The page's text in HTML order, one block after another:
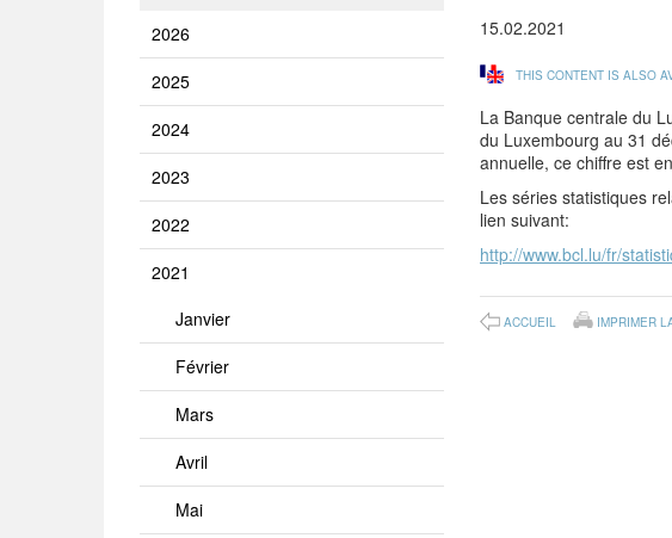
2026
2025
2024
2023
2022
2021
Janvier
Février
Mars
Avril
Mai
15.02.2021
THIS CONTENT IS ALSO
La Banque centrale du
du Luxembourg au 31
annuelle, ce chiffre est
Les séries statistiques
lien suivant:
http://www.bcl.lu/fr/
ACCUEIL IMPRIMER